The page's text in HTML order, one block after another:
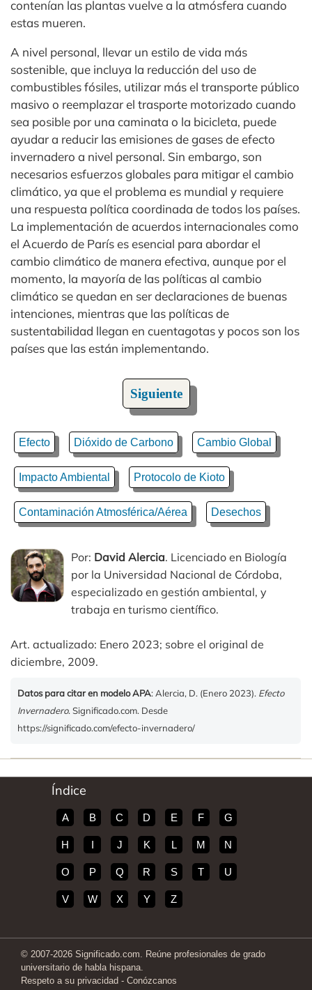
contenían las plantas vuelve a la atmósfera cuando
estas mueren.
A nivel personal, llevar un estilo de vida más
sostenible, que incluya la reducción del uso de
combustibles fósiles, utilizar más el transporte público
masivo o reemplazar el trasporte motorizado cuando
sea posible por una caminata o la bicicleta, puede
ayudar a reducir las emisiones de gases de efecto
invernadero a nivel personal. Sin embargo, son
necesarios esfuerzos globales para mitigar el cambio
climático, ya que el problema es mundial y requiere
una respuesta política coordinada de todos los países.
La implementación de acuerdos internacionales como
el Acuerdo de París es esencial para abordar el
cambio climático de manera efectiva, aunque por el
momento, la mayoría de las políticas al cambio
climático se quedan en ser declaraciones de buenas
intenciones, mientras que las políticas de
sustentabilidad llegan en cuentagotas y pocos son los
países que las están implementando.
Siguiente
Efecto Dióxido de Carbono Cambio Global
Impacto Ambiental Protocolo de Kioto
Contaminación Atmosférica/Aérea Desechos
Por: David Alercia. Licenciado en Biología
por la Universidad Nacional de Córdoba,
especializado en gestión ambiental, y
trabaja en turismo científico.
Art. actualizado: Enero 2023; sobre el original de
diciembre, 2009.
Datos para citar en modelo APA: Alercia, D. (Enero 2023). Efecto
Invernadero. Significado.com. Desde
https://significado.com/efecto-invernadero/
Índice
A B C D E F G
H I J K L M N
O P Q R S T U
V W X Y Z
© 2007-2026 Significado.com. Reúne profesionales de grado
universitario de habla hispana.
Respeto a su privacidad - Conózcanos